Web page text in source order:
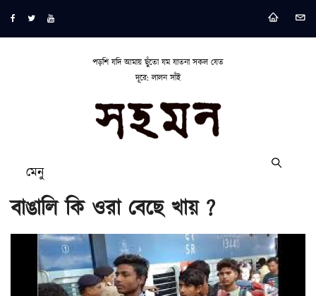
পড়শি যদি আমায় ছুঁতো যম যাতনা সকল যেত
দূরে: লালন সাঁই
মেনু
বাঙালি কি ওরা বেছে খায় ?